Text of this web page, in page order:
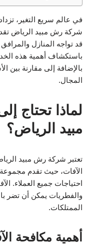
في عالم سريع التغير،
شركة رش مبيد الرياض
قد تواجه المنازل
باستكشاف أهمية هذه
بالإضافة إلى مقارنة بين
المجال.
لماذا تحتاج
مبيد الرياض؟
تعتبر شركة رش مبيد
الآفات، حيث تقدم
احتياجات جميع العملاء.
والفطريات يمكن أن تضر
الممتلكات.
أهمية مكافحة